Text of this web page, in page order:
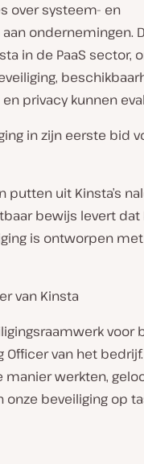
over systeem- en
ondernemingen.
in de PaaS sector,
privacy kunnen
in zijn eerste bid
putten uit Kinsta’s
bewijs levert dat
is ontworpen met
van Kinsta
voor
Officer van het
manier werkten,
onze beveiliging op